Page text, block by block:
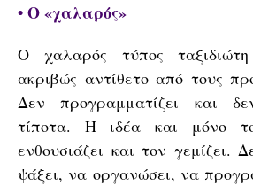
• Ο «χαλαρός»
Ο χαλαρός τύπος
ακριβώς αντίθετο από τους
Δεν προγραμματίζει και
τίποτα. Η ιδέα και μόνο
ενθουσιάζει και τον γεμίζει.
ψάξει, να οργανώσει, να